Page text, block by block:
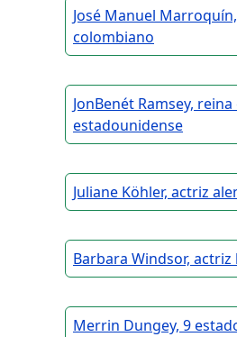
José Manuel
colombiano
JonBenét Ramsey,
estadounidense
Juliane Köhler, actriz
Barbara Windsor,
Merrin Dungey, 9